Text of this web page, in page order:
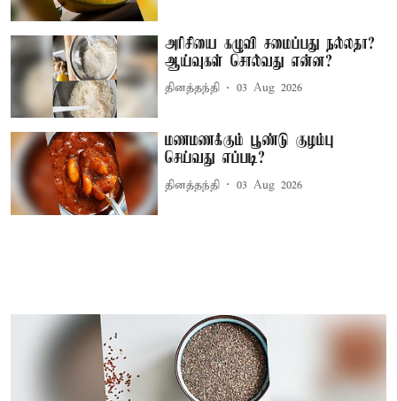
அரிசியை கழுவி சமைப்பது நல்லதா?
ஆய்வுகள் சொல்வது என்ன?
தினத்தந்தி 03 Aug 2026
மணமணக்கும் பூண்டு குழம்பு
செய்வது எப்படி?
தினத்தந்தி 03 Aug 2026